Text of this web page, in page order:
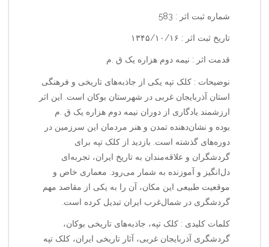
شماره ثبت اثر : 583
تاریخ ثبت اثر : ۱۳۴۵/۱۰/۱۶
قدمت اثر : نیمه دوم هزاره یک ق .م
نوضیحات : کلک تپه یکی از جاذبه‌های تاریخی و فرهنگی
استان آذربایجان غربی در شهرستان بوکان است. این اثر
ارزشمند یادگاری از دوران نیمه دوم هزاره یک ق .م
بوده و نشان‌دهنده تمدن و هنر مردمان این سرزمین در
دوره‌های گذشته است. بازدید از کلک تپه برای
گردشگران و علاقه‌مندان به تاریخ ایران، تجربه‌ای
دل‌انگیز و آموزنده به شمار می‌رود. معماری خاص و
موقعیت طبیعی این مکان، آن را به یکی از مقاصد مهم
گردشگری در شمال‌غرب ایران تبدیل کرده است.
کلمات کلیدی : کلک تپه، جاذبه‌های تاریخی بوکان،
گردشگری آذربایجان غربی، آثار تاریخی ایران، کلک تپه